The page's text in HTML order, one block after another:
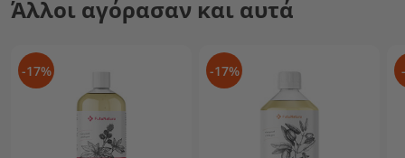
Άλλοι αγόρασαν και αυτά
-17% -17%